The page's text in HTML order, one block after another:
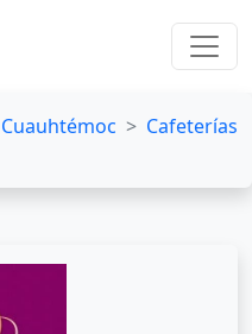
Cuauhtémoc
Cafeterías